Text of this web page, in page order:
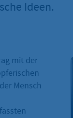
Ideen.
mit der
Mensch